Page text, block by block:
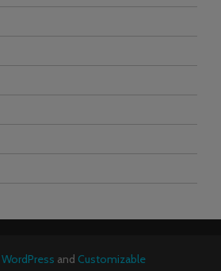
WordPress and Customizable